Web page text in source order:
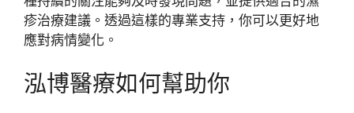
疹治療建議。透過這樣的專業支持，你可以更好地
應對病情變化。
泓博醫療如何幫助你